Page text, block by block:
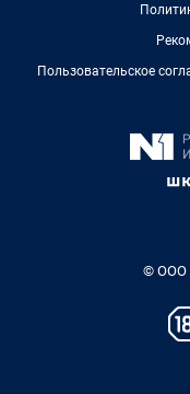
Пользовательское
© ООО